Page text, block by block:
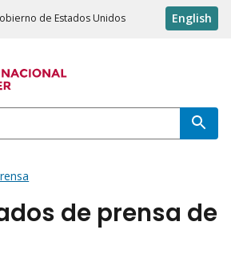
de Estados Unidos English
de prensa de